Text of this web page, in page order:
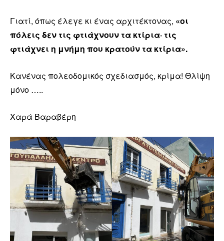
Γιατί, όπως έλεγε κι ένας αρχιτέκτονας, «οι
πόλεις δεν τις φτιάχνουν τα κτίρια· τις
φτιάχνει η μνήμη που κρατούν τα κτίρια».
Κανένας πολεοδομικός σχεδιασμός, κρίμα! Θλίψη
μόνο …..
Χαρά Βαραβέρη